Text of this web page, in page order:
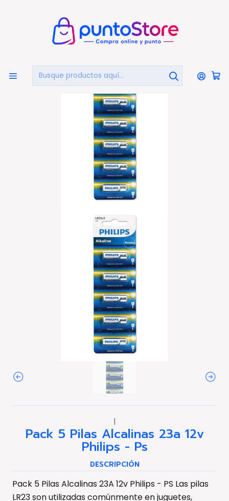
PILAS Y CARGADORES Pilas Y Baterías
Pack 5 Pilas Alcalinas 23a 12v Philips - Ps
|
Pack 5 Pilas Alcalinas 23a 12v
Philips - Ps
DESCRIPCIÓN
Pack 5 Pilas Alcalinas 23A 12v Philips - PS Las pilas
LR23 son utilizadas comúnmente en juguetes,